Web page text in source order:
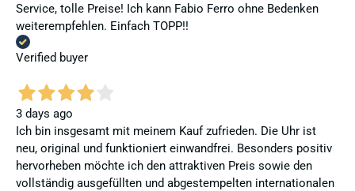
Service, tolle Preise! Ich kann Fabio Ferro ohne Bedenken
weiterempfehlen. Einfach TOPP!!
Verified buyer
3 days ago
Ich bin insgesamt mit meinem Kauf zufrieden. Die Uhr ist
neu, original und funktioniert einwandfrei. Besonders positiv
hervorheben möchte ich den attraktiven Preis sowie den
vollständig ausgefüllten und abgestempelten internationalen